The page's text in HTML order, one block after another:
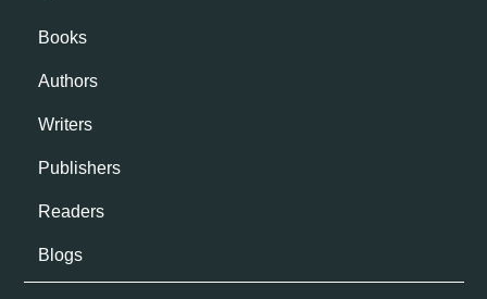
Books
Authors
Writers
Publishers
Readers
Blogs